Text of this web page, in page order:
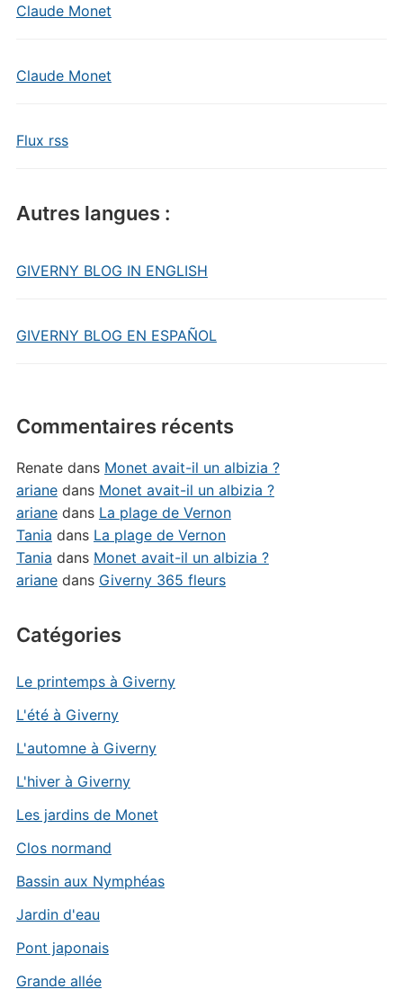
Claude Monet
Claude Monet
Flux rss
Autres langues :
GIVERNY BLOG IN ENGLISH
GIVERNY BLOG EN ESPAÑOL
Commentaires récents
Renatedans Monet avait-il un albizia ?
arianedans Monet avait-il un albizia ?
arianedans La plage de Vernon
Tania dans La plage de Vernon
Tania dans Monet avait-il un albizia ?
arianedans Giverny 365 fleurs
Catégories
Le printemps à Giverny
L'été à Giverny
L'automne à Giverny
L'hiver à Giverny
Les jardins de Monet
Clos normand
Bassin aux Nymphéas
Jardin d'eau
Pont japonais
Grande allée